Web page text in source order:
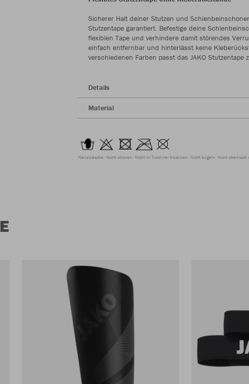
Sicherer Halt deiner Stutzen und
Stutzentape garantiert. Befestige deine
flexiblen Tape und verhindere damit störendes
einfach entfernbar und hinterlässt keine
verschiedenen Farben passt das JAKO Stutzentape
Details
Material
Handwäsche Nicht chloren Nicht im Trockner trocknen Nicht bügeln Nicht chemisch